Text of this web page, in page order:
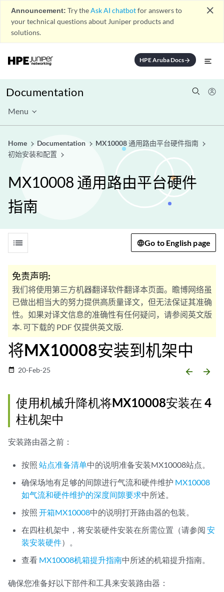
Announcement: Try theAsk AI chatbotfor answers to
your technical questions about Juniper products and
solutions.
close
HPE Aruba Docsarrow_forward
Documentation
Menu
Home Documentation
MX10008 通用路由平台硬件指南
初始安装和配置
MX10008 通用路由平台硬件
指南
list Go to English page
免责声明:
我们将使用第三方机器翻译软件翻译本页面。瞻博网络虽
已做出相当大的努力提供高质量译文，但无法保证其准确
性。如果对译文信息的准确性有任何疑问，请参阅英文版
本. 可下载的 PDF 仅提供英文版.
将MX10008安装到机架中
date_range 20-Feb-25 arrow_backward arrow_forward
使用机械升降机将MX10008安装在 4
柱机架中
安装路由器之前：
按照站点准备清单中的说明准备安装MX10008站点。
确保场地有足够的间隙进行气流和硬件维护 MX10008
如气流和硬件维护的深度间隙要求中所述。
按照开箱MX10008中的说明打开路由器的包装。
在四柱机架中，将安装硬件安装在所需位置（请参阅安
装安装硬件）。
查看 MX10008机箱提升指南中所述的机箱提升指南。
确保您准备好以下部件和工具来安装路由器：